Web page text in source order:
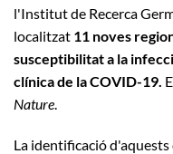
l'Institut de Recerca
localitzat 11 noves
susceptibilitat a la
clínica de la COVID-19.
Nature
La identificació